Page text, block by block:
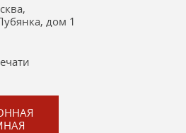
дом 1